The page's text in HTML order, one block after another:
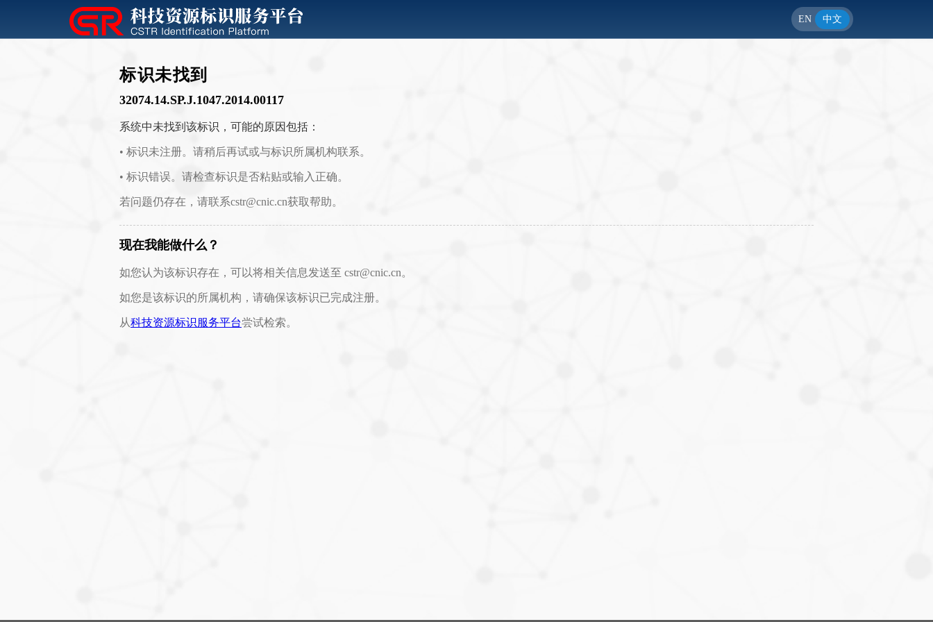
EN 中文
标识未找到
32074.14.SP.J.1047.2014.00117
系统中未找到该标识，可能的原因包括：
• 标识未注册。请稍后再试或与标识所属机构联系。
• 标识错误。请检查标识是否粘贴或输入正确。
若问题仍存在，请联系cstr@cnic.cn获取帮助。
现在我能做什么？
如您认为该标识存在，可以将相关信息发送至 cstr@cnic.cn。
如您是该标识的所属机构，请确保该标识已完成注册。
从科技资源标识服务平台尝试检索。